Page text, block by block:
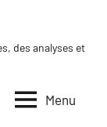
des analyses et
Menu